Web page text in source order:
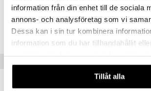
information från din enhet till de sociala
annons- och analysföretag som vi
Dessa kan i sin tur kombinera
information som du har tillhandahållit
våra cookies vid fortsatt användande av
Tillåt alla
Aivan ihastuttava herkkä ja elegantti tuoksu!
Sunshine68